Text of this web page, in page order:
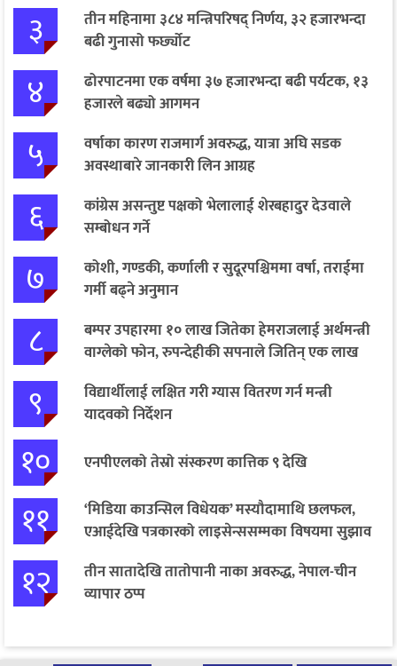
३
तीन महिनामा ३८४ मन्त्रिपरिषद् निर्णय, ३२ हजारभन्दा
बढी गुनासो फर्छ्योट
४
ढोरपाटनमा एक वर्षमा ३७ हजारभन्दा बढी पर्यटक, १३
हजारले बढ्यो आगमन
५
वर्षाका कारण राजमार्ग अवरुद्ध, यात्रा अघि सडक
अवस्थाबारे जानकारी लिन आग्रह
६
कांग्रेस असन्तुष्ट पक्षको भेलालाई शेरबहादुर देउवाले
सम्बोधन गर्ने
७
कोशी, गण्डकी, कर्णाली र सुदूरपश्चिममा वर्षा, तराईमा
गर्मी बढ्ने अनुमान
८
बम्पर उपहारमा १० लाख जितेका हेमराजलाई अर्थमन्त्री
वाग्लेको फोन, रुपन्देहीकी सपनाले जितिन् एक लाख
९
विद्यार्थीलाई लक्षित गरी ग्यास वितरण गर्न मन्त्री
यादवको निर्देशन
१० एनपीएलको तेस्रो संस्करण कात्तिक ९ देखि
११
‘मिडिया काउन्सिल विधेयक’ मस्यौदामाथि छलफल,
एआईदेखि पत्रकारको लाइसेन्ससम्मका विषयमा सुझाव
१२
तीन सातादेखि तातोपानी नाका अवरुद्ध, नेपाल-चीन
व्यापार ठप्प